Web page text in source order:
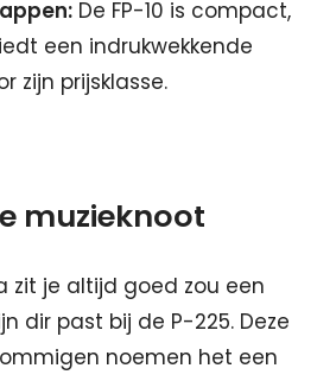
De FP-10 is compact,
een indrukwekkende
zijn prijsklasse.
muzieknoot
zit je altijd goed zou een
dir past bij de P-225. Deze
noemen het een